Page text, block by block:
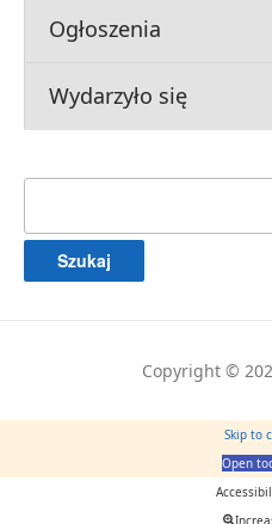
Ogłoszenia
Wydarzyło się
Copyright ©
Skip to
Open